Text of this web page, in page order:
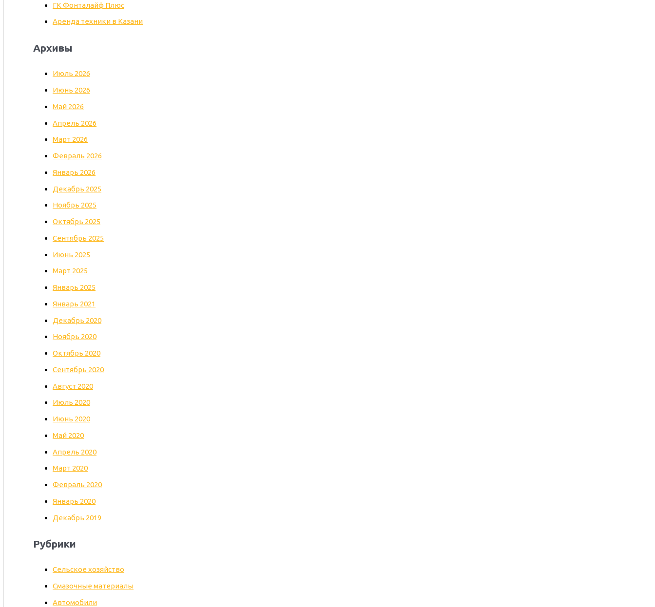
ГК Фонталайф Плюс
Аренда техники в Казани
Архивы
Июль 2026
Июнь 2026
Май 2026
Апрель 2026
Март 2026
Февраль 2026
Январь 2026
Декабрь 2025
Ноябрь 2025
Октябрь 2025
Сентябрь 2025
Июнь 2025
Март 2025
Январь 2025
Январь 2021
Декабрь 2020
Ноябрь 2020
Октябрь 2020
Сентябрь 2020
Август 2020
Июль 2020
Июнь 2020
Май 2020
Апрель 2020
Март 2020
Февраль 2020
Январь 2020
Декабрь 2019
Рубрики
Cельское хозяйство
Cмазочные материалы
Автомобили